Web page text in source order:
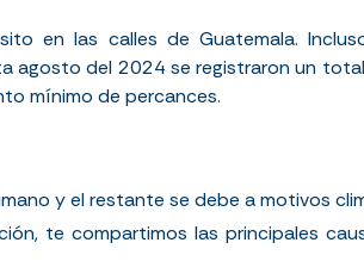
en las calles de Guatemala.
agostodel 2024 se registraron un
mínimo de percances.
y el restante se debe a motivos
te compartimos las principales